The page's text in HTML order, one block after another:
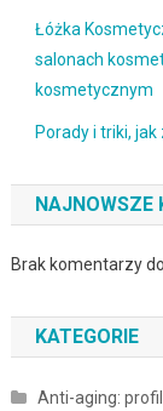
Łóżka
salonach
kosmetycznym
Porady i triki,
NAJNOWSZE
Brak komentarzy
KATEGORIE
Anti-aging: